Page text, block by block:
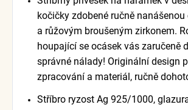
kočičky zdobené ručně
a růžovým broušeným zirkonem.
houpající se ocásek vás zaručeně
správné nálady! Originální design
zpracování a materiál, ručně
Stříbro ryzost Ag 925/1000,